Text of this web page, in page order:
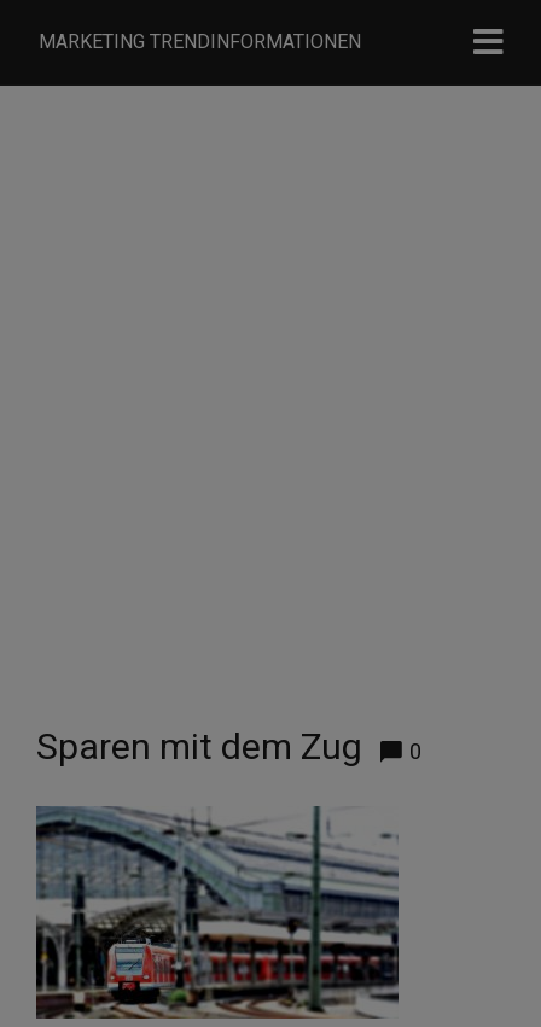
MARKETING TRENDINFORMATIONEN
Sparen mit dem Zug 0